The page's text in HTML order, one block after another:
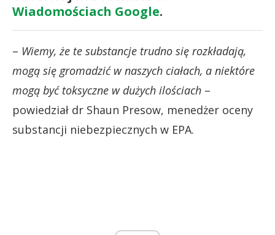
Wiadomościach Google.
– Wiemy, że te substancje trudno się rozkładają,
mogą się gromadzić w naszych ciałach, a niektóre
mogą być toksyczne w dużych ilościach –
powiedział dr Shaun Presow, menedżer oceny
substancji niebezpiecznych w EPA.